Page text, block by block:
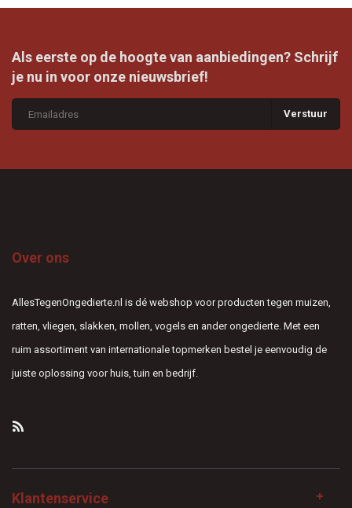
Als eerste op de hoogte van aanbiedingen? Schrijf
je nu in voor onze nieuwsbrief!
Verstuur
Over ons
AllesTegenOngedierte.nl is dé webshop voor producten tegen muizen,
ratten, vliegen, slakken, mollen, vogels en ander ongedierte. Met een
ruim assortiment van internationale topmerken bestel je eenvoudig de
juiste oplossing voor huis, tuin en bedrijf.
Klantenservice